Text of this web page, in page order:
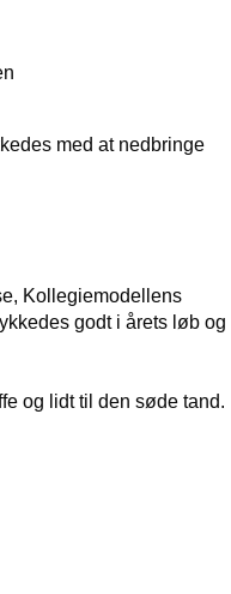
med at nedbringe
Kollegiemodellens
godt i årets løb og
og lidt til den søde tand.